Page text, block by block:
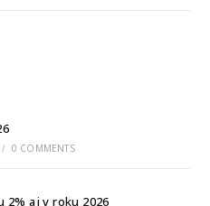
/ 0 COMMENTS
2% aj v roku 2026